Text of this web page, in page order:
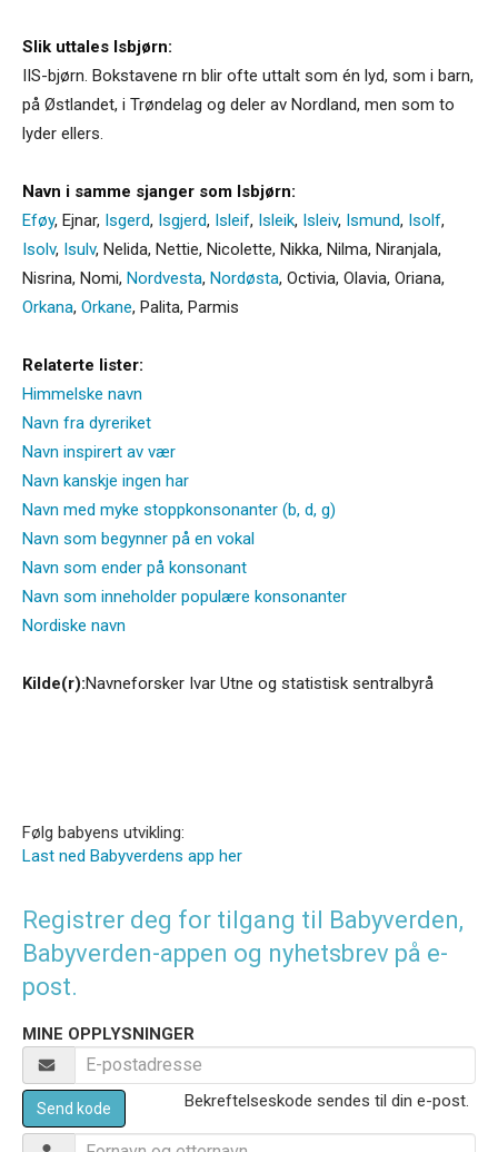
Slik uttales Isbjørn:
IIS-bjørn. Bokstavene rn blir ofte uttalt som én lyd, som i barn,
på Østlandet, i Trøndelag og deler av Nordland, men som to
lyder ellers.
Navn i samme sjanger som Isbjørn:
Eføy, Ejnar, Isgerd, Isgjerd, Isleif, Isleik, Isleiv, Ismund, Isolf,
Isolv, Isulv, Nelida, Nettie, Nicolette, Nikka, Nilma, Niranjala,
Nisrina, Nomi, Nordvesta, Nordøsta, Octivia, Olavia, Oriana,
Orkana, Orkane, Palita, Parmis
Relaterte lister:
Himmelske navn
Navn fra dyreriket
Navn inspirert av vær
Navn kanskje ingen har
Navn med myke stoppkonsonanter (b, d, g)
Navn som begynner på en vokal
Navn som ender på konsonant
Navn som inneholder populære konsonanter
Nordiske navn
Kilde(r):Navneforsker Ivar Utne og statistisk sentralbyrå
Følg babyens utvikling:
Last ned Babyverdens app her
Registrer deg for tilgang til Babyverden,
Babyverden-appen og nyhetsbrev på e-
post.
MINE OPPLYSNINGER
Send kode Bekreftelseskode sendes til din e-post.